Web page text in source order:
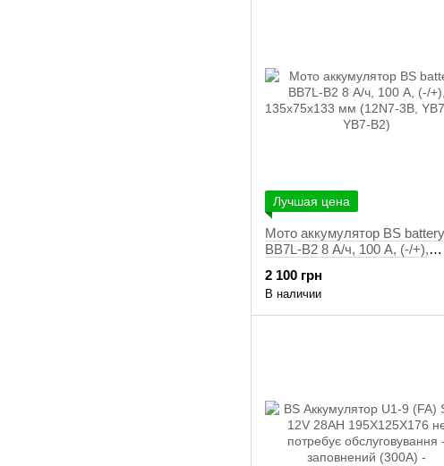
Лучшая цена
Мото аккумулятор BS battery
BB7L-B2 8 А/ч, 100 А, (-/+),
B, YB7-B2)
2 100 грн
В наличии